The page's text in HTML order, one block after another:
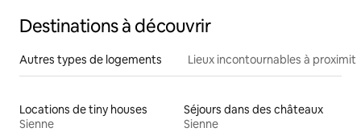
Destinations à découvrir
Autres types de logements Lieux incontournables à
Locations de tiny houses
Sienne
Séjours dans des châteaux
Sienne